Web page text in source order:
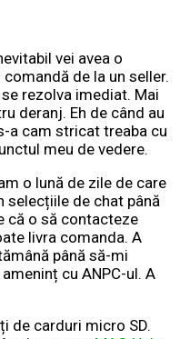
vei avea o
de la un seller.
rezolva imediat. Mai
deranj. Eh de când au
a cam stricat treaba cu
meu de vedere.
o lună de zile de care
selecțiile de chat până
că o să contacteze
livra comanda. A
până să-mi
cu ANPC-ul. A
de carduri micro SD.